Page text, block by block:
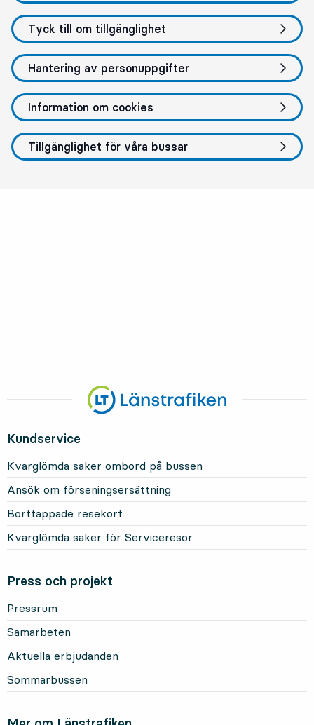
Tyck till om tillgänglighet
Hantering av personuppgifter
Information om cookies
Tillgänglighet för våra bussar
Kundservice
Kvarglömda saker ombord på bussen
Ansök om förseningsersättning
Borttappade resekort
Kvarglömda saker för Serviceresor
Press och projekt
Pressrum
Samarbeten
Aktuella erbjudanden
Sommarbussen